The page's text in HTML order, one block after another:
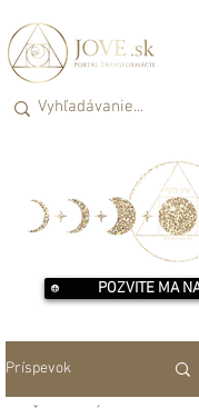
POZVITE MA
Príspevok